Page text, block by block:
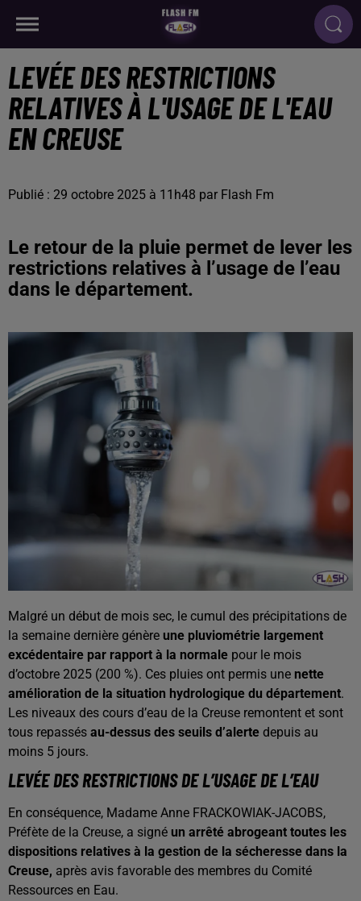
LEVÉE DES RESTRICTIONS
RELATIVES À L'USAGE DE L'EAU
EN CREUSE
Publié : 29 octobre 2025 à 11h48 par Flash Fm
Le retour de la pluie permet de lever les
restrictions relatives à l’usage de l’eau
dans le département.
Malgré un début de mois sec, le cumul des précipitations de
la semaine dernière génère une pluviométrie largement
excédentaire par rapport à la normale pour le mois
d’octobre 2025 (200 %). Ces pluies ont permis une nette
amélioration de la situation hydrologique du département.
Les niveaux des cours d’eau de la Creuse remontent et sont
tous repassés au-dessus des seuils d’alerte depuis au
moins 5 jours.
LEVÉE DES RESTRICTIONS DE L’USAGE DE L’EAU
En conséquence, Madame Anne FRACKOWIAK-JACOBS,
Préfète de la Creuse, a signé un arrêté abrogeant toutes les
dispositions relatives à la gestion de la sécheresse dans la
Creuse, après avis favorable des membres du Comité
Ressources en Eau.